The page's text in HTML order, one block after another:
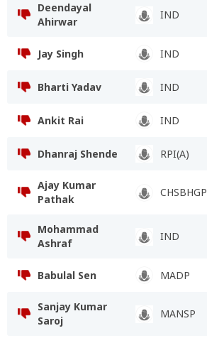
Deendayal
Ahirwar
IND
Jay Singh IND
Bharti Yadav IND
Ankit Rai IND
Dhanraj Shende RPI(A)
Ajay Kumar
Pathak
CHSBHGP
Mohammad
Ashraf
IND
Babulal Sen MADP
Sanjay Kumar
Saroj
MANSP